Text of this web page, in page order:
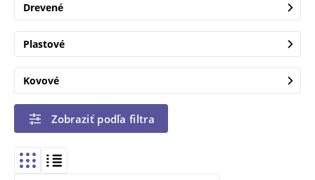
Drevené
Plastové
Kovové
Zobraziť podľa filtra